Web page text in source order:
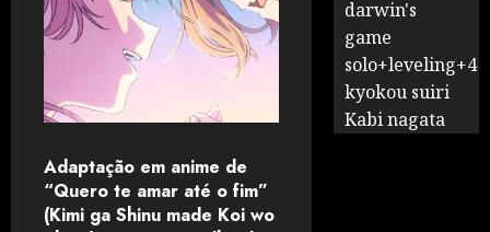
Adaptação em anime de
“Quero te amar até o fim”
(Kimi ga Shinu made Koi wo
darwin's
game
solo+leveling+4
kyokou suiri
Kabi nagata